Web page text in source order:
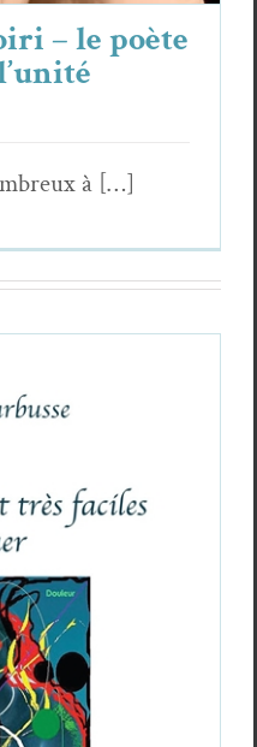
– le poète
à […]
sont très faciles
Cri­tiques